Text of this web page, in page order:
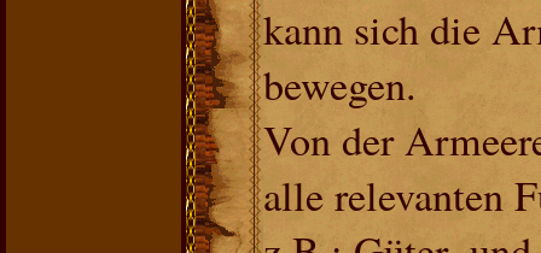
kann sich die
bewegen.
Von der
alle relevanten